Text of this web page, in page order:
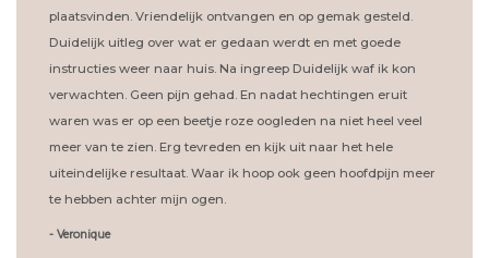
plaatsvinden. Vriendelijk ontvangen en op gemak gesteld.
Duidelijk uitleg over wat er gedaan werdt en met goede
instructies weer naar huis. Na ingreep Duidelijk waf ik kon
verwachten. Geen pijn gehad. En nadat hechtingen eruit
waren was er op een beetje roze oogleden na niet heel veel
meer van te zien. Erg tevreden en kijk uit naar het hele
uiteindelijke resultaat. Waar ik hoop ook geen hoofdpijn meer
te hebben achter mijn ogen.
- Veronique